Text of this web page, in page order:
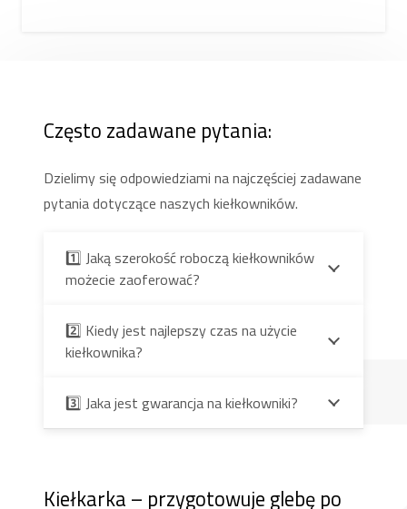
Często zadawane pytania:
Dzielimy się odpowiedziami na najczęściej zadawane
pytania dotyczące naszych kiełkowników.
1️⃣ Jaką szerokość roboczą kiełkowników
możecie zaoferować?
2️⃣ Kiedy jest najlepszy czas na użycie
kiełkownika?
3️⃣ Jaka jest gwarancja na kiełkowniki?
Kiełkarka – przygotowuje glebę po